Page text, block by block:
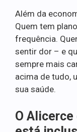
Além da
Quem tem
frequência.
sentir dor – e
sempre mais
acima de tudo,
sua saúde.
O Alicerce